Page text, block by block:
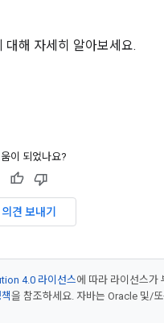
해 자세히 알아보세요.
이 되었나요?
의견 보내기
4.0 라이선스에 따라 라이선스가
을 참조하세요. 자바는 Oracle 및/